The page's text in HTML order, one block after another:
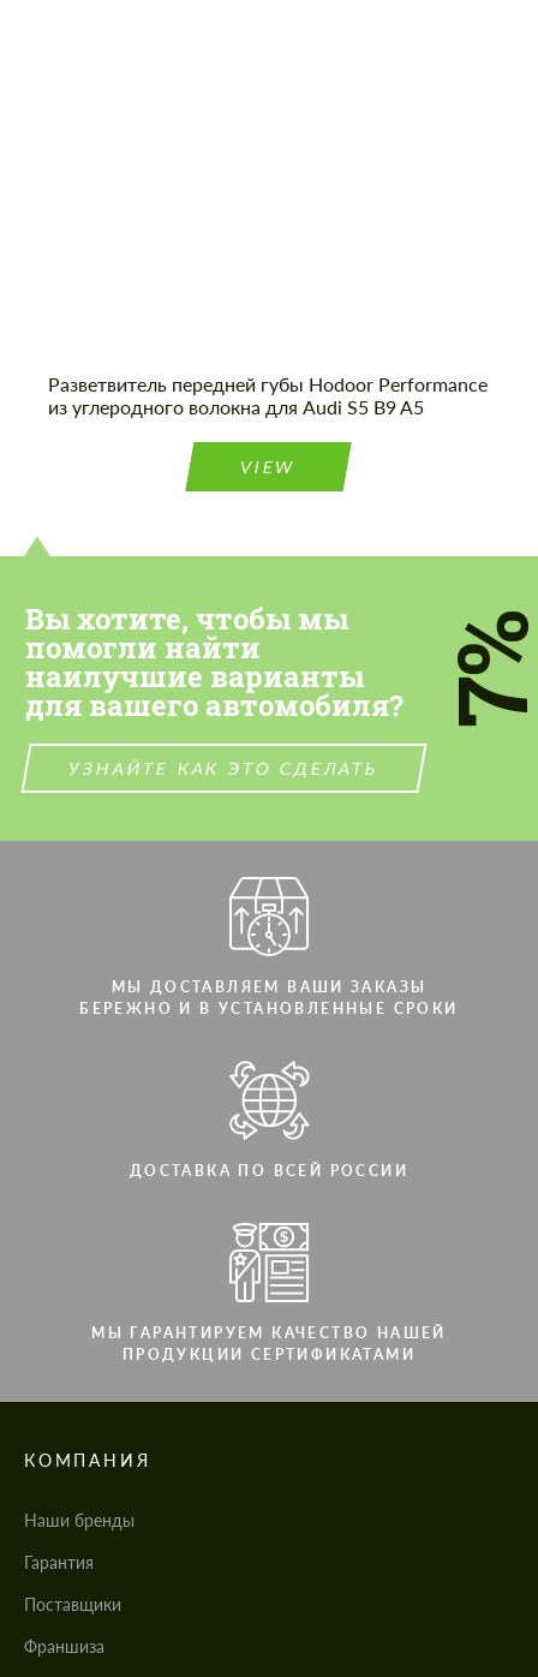
Разветвитель передней губы Hodoor Performance
из углеродного волокна для Audi S5 B9 A5
VIEW
Вы хотите, чтобы мы
помогли найти
наилучшие варианты
для вашего автомобиля?
УЗНАЙТЕ КАК ЭТО СДЕЛАТЬ
МЫ ДОСТАВЛЯЕМ ВАШИ ЗАКАЗЫ
БЕРЕЖНО И В УСТАНОВЛЕННЫЕ СРОКИ
ДОСТАВКА ПО ВСЕЙ РОССИИ
МЫ ГАРАНТИРУЕМ КАЧЕСТВО НАШЕЙ
ПРОДУКЦИИ СЕРТИФИКАТАМИ
КОМПАНИЯ
Наши бренды
Гарантия
Поставщики
Франшиза